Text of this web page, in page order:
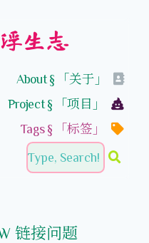
生志
About § 「关于」
Project § 「项目」
Tags § 「标签」
链接问题